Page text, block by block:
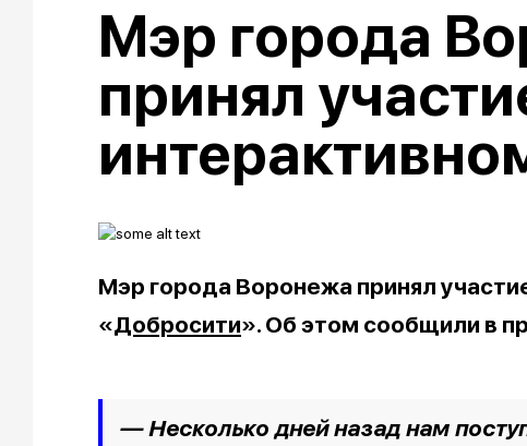
Мэр города
принял
Мэр города Воронежа принял
«Добросити». Об этом сообщили в
— Несколько дней назад нам